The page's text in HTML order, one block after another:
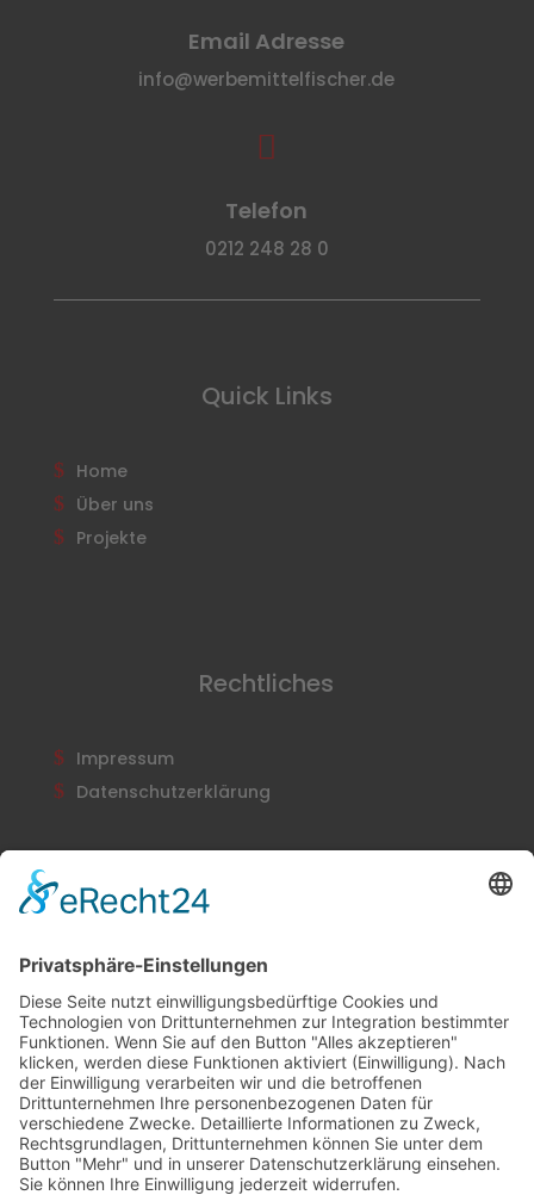
Email Adresse
info@werbemittelfischer.de

Telefon
0212 248 28 0
Quick Links
Home
Über uns
Projekte
Rechtliches
Impressum
Datenschutzerklärung
Newsletter
Abonnieren